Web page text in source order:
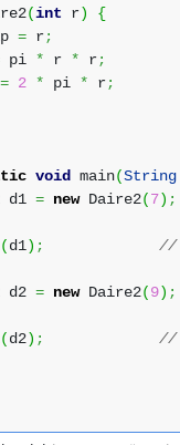
(int r)
{
= r;
pi * r * r;
= 2 * pi * r;
void main(String
= newDaire2(7) ;
(d1) ;
//
= newDaire2(9) ;
(d2) ;
//